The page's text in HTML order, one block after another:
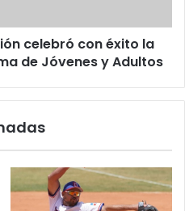
celebró con éxito la
de Jóvenes y Adultos